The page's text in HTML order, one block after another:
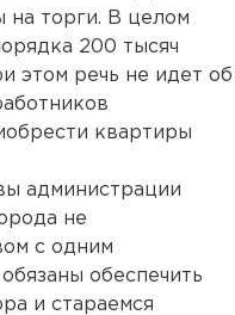
на торги. В целом
200 тысяч
этом речь не идет об
квартиры
администрации
не
с одним
обеспечить
и стараемся